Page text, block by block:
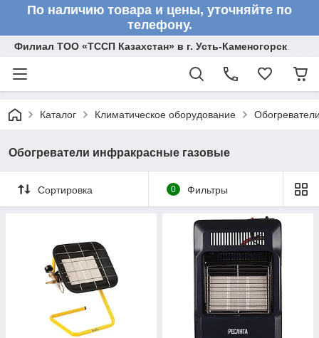
По наличию товара и цены, уточняйте по
телефону.
Филиал ТОО «ТССП Казахстан» в г. Усть-Каменогорск
Каталог Климатическое оборудование
Обогреватели инфракрасные газовые
Сортировка 0 Фильтры